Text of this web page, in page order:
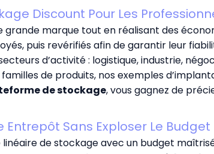
Discount Pour Les
grande marque tout en réalisant des
puis revérifiés afin de garantir leur
d’activité : logistique, industrie,
de produits, nos exemples
de stockage, vous gagnez de
Sans Exploser Le Budget
de stockage avec un budget